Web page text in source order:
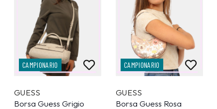
CAMPIONARIO
GUESS
Borsa Guess Grigio
CAMPIONARIO
GUESS
Borsa Guess Rosa